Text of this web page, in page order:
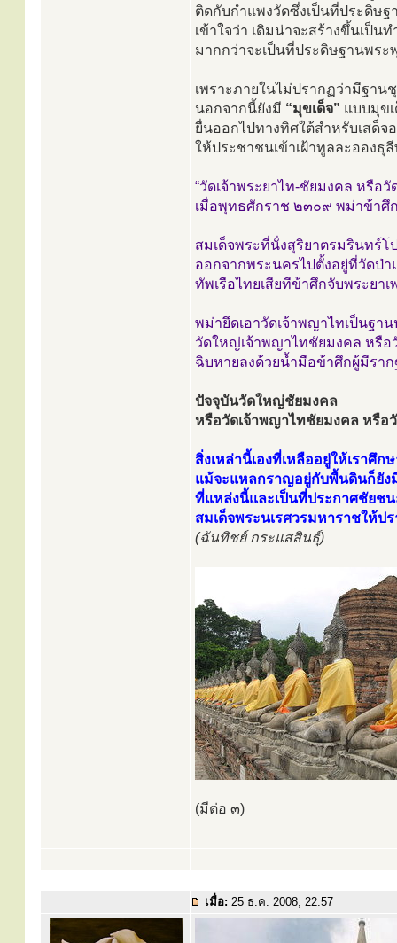
ติดกับกำแพงวัดซึ่งเป็นที่ประดิษ
เข้าใจว่า เดิมน่าจะสร้างขึ้นเป็น
มากกว่าจะเป็นที่ประดิษฐานพระ
เพราะภายในไม่ปรากฏว่ามีฐา
นอกจากนี้ยังมี “มุขเด็จ” แบบมุข
ยื่นออกไปทางทิศใต้สำหรับเสด็จ
ให้ประชาชนเข้าเฝ้าทูลละอองธุ
“วัดเจ้าพระยาไท-ชัยมงคล หรือ
เมื่อพุทธศักราช ๒๓๐๙ พม่าข้าศึ
สมเด็จพระที่นั่งสุริยาตรมรินทร์โ
ออกจากพระนครไปตั้งอยู่ที่วัดป่า
ทัพเรือไทยเสียทีข้าศึกจับพระยา
พม่ายึดเอาวัดเจ้าพญาไทเป็นฐา
วัดใหญ่เจ้าพญาไทชัยมงคล หรือ
ฉิบหายลงด้วยน้ำมือข้าศึกผู้มีรา
ปัจจุบันวัดใหญ่ชัยมงคล
หรือวัดเจ้าพญาไทชัยมงคล หรือ
สิ่งเหล่านี้เองที่เหลืออยู่ให้เราศึ
แม้จะแหลกราญอยู่กับพื้นดินก็ยัง
ที่แหล่งนี้และเป็นที่ประกาศชัยช
สมเด็จพระนเรศวรมหาราชให้ป
(ฉันทิชย์ กระแสสินธุ์)
(มีต่อ ๓)
เมื่อ: 25 ธ.ค. 2008, 22:57